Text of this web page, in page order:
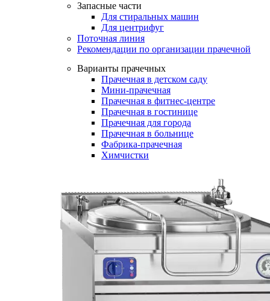
Запасные части
Для стиральных машин
Для центрифуг
Поточная линия
Рекомендации по организации прачечной
Варианты прачечных
Прачечная в детском саду
Мини-прачечная
Прачечная в фитнес-центре
Прачечная в гостинице
Прачечная для города
Прачечная в больнице
Фабрика-прачечная
Химчистки